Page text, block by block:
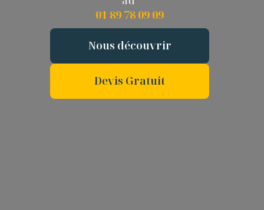
01 89 78 09 09
Nous découvrir
Devis Gratuit